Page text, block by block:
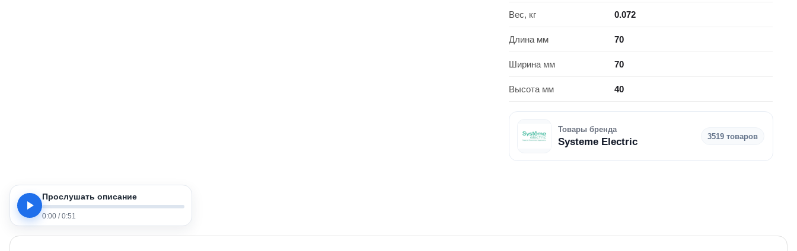
Вес, кг 0.072
Длина мм 70
Ширина мм 70
Высота мм 40
Товары бренда
Systeme Electric 3519 товаров
Прослушать описание
0:00 / 0:51